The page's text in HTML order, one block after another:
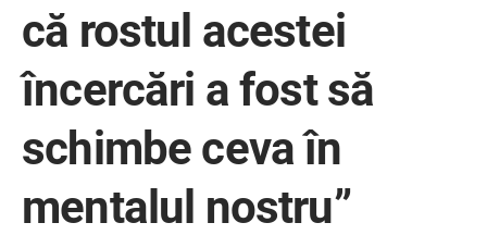
că rostul acestei
încercări a fost să
schimbe ceva în
mentalul nostru”